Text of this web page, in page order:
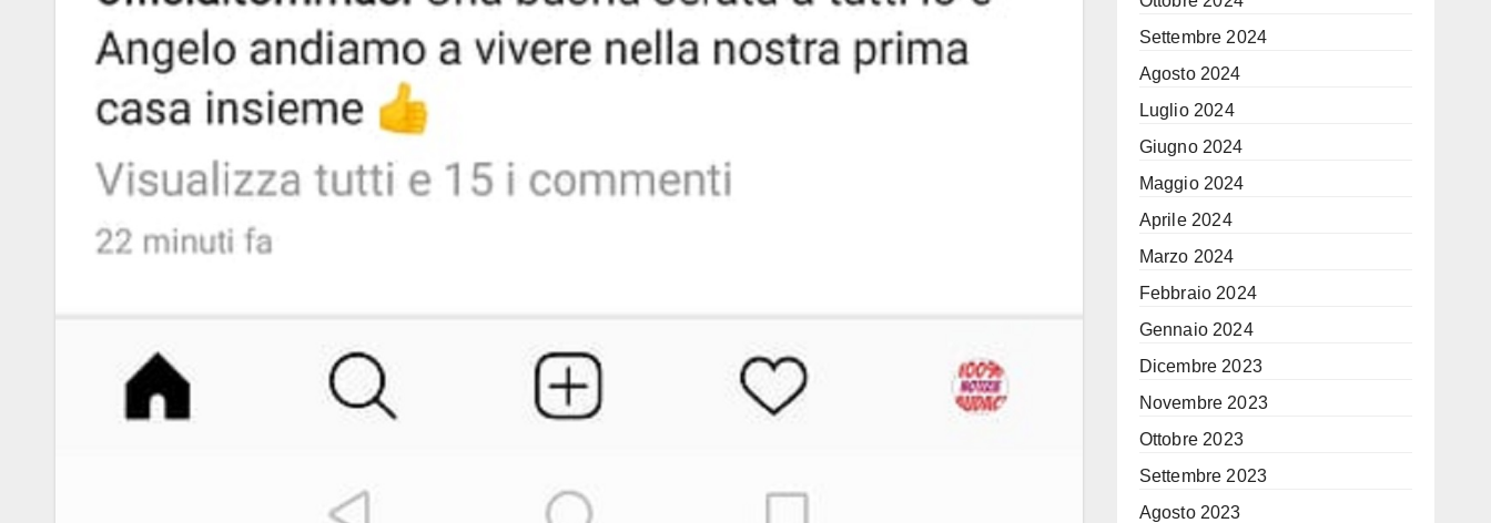
Settembre 2024
Agosto 2024
Luglio 2024
Giugno 2024
Maggio 2024
Aprile 2024
Marzo 2024
Febbraio 2024
Gennaio 2024
Dicembre 2023
Novembre 2023
Ottobre 2023
Settembre 2023
Agosto 2023